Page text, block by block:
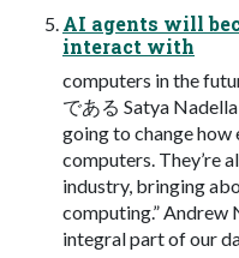
AI agents will
interact with
computers in the
である Satya
going to change
computers. They’re
industry, bringing
computing.” Andrew
integral part of our